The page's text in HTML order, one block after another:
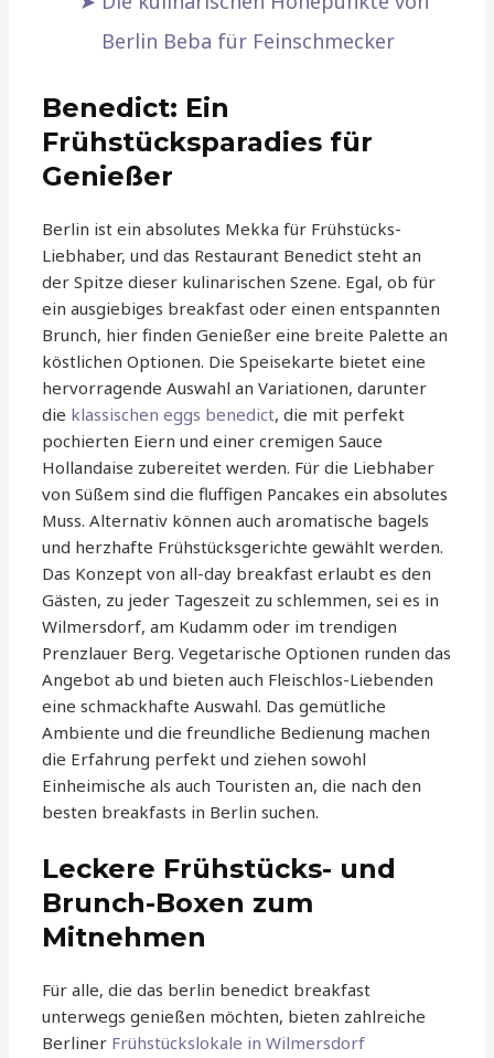
Berlin Beba für Feinschmecker
Benedict: Ein
Frühstücksparadies für
Genießer
Berlin ist ein absolutes Mekka für Frühstücks-
Liebhaber, und das Restaurant Benedict steht an
der Spitze dieser kulinarischen Szene. Egal, ob für
ein ausgiebiges breakfast oder einen entspannten
Brunch, hier finden Genießer eine breite Palette an
köstlichen Optionen. Die Speisekarte bietet eine
hervorragende Auswahl an Variationen, darunter
die klassischen eggs benedict, die mit perfekt
pochierten Eiern und einer cremigen Sauce
Hollandaise zubereitet werden. Für die Liebhaber
von Süßem sind die fluffigen Pancakes ein absolutes
Muss. Alternativ können auch aromatische bagels
und herzhafte Frühstücksgerichte gewählt werden.
Das Konzept von all-day breakfast erlaubt es den
Gästen, zu jeder Tageszeit zu schlemmen, sei es in
Wilmersdorf, am Kudamm oder im trendigen
Prenzlauer Berg. Vegetarische Optionen runden das
Angebot ab und bieten auch Fleischlos-Liebenden
eine schmackhafte Auswahl. Das gemütliche
Ambiente und die freundliche Bedienung machen
die Erfahrung perfekt und ziehen sowohl
Einheimische als auch Touristen an, die nach den
besten breakfasts in Berlin suchen.
Leckere Frühstücks- und
Brunch-Boxen zum
Mitnehmen
Für alle, die das berlin benedict breakfast
unterwegs genießen möchten, bieten zahlreiche
Berliner Frühstückslokale in Wilmersdorf